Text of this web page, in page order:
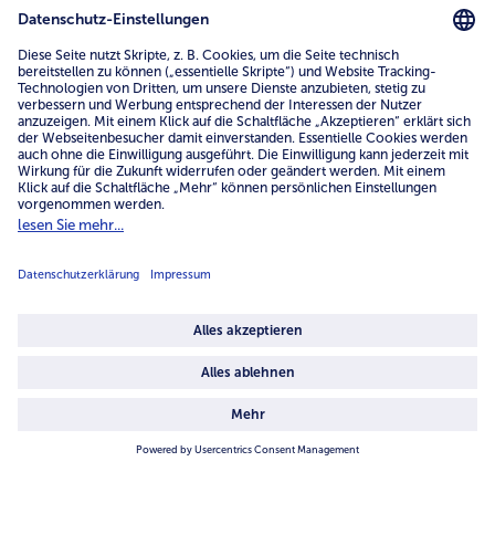
Service
Unternehmen
Über uns
4.6/5
82442 reviews